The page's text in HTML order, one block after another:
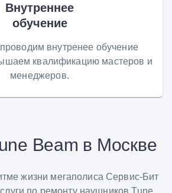
Внутреннее
обучение
внутренее обучение
квалификацию мастеров и
менеджеров.
Beam в Москве
жизни мегаполиса Сервис-Бит